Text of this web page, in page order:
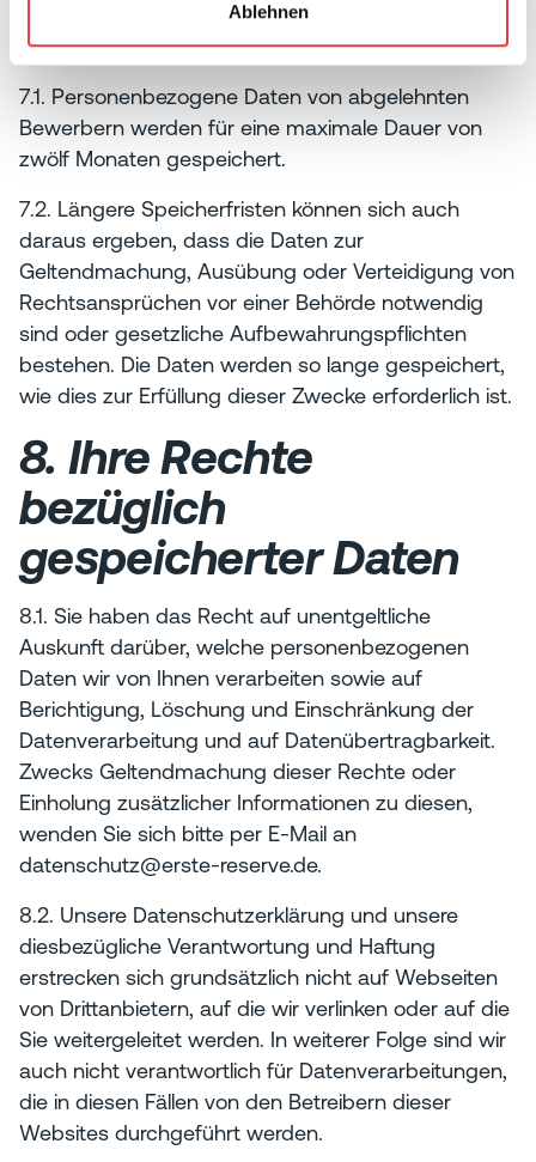
Ablehnen
7. Speicherfristen
7.1. Personenbezogene Daten von abgelehnten
Bewerbern werden für eine maximale Dauer von
zwölf Monaten gespeichert.
7.2. Längere Speicherfristen können sich auch
daraus ergeben, dass die Daten zur
Geltendmachung, Ausübung oder Verteidigung von
Rechtsansprüchen vor einer Behörde notwendig
sind oder gesetzliche Aufbewahrungspflichten
bestehen. Die Daten werden so lange gespeichert,
wie dies zur Erfüllung dieser Zwecke erforderlich ist.
8. Ihre Rechte
bezüglich
gespeicherter Daten
8.1. Sie haben das Recht auf unentgeltliche
Auskunft darüber, welche personenbezogenen
Daten wir von Ihnen verarbeiten sowie auf
Berichtigung, Löschung und Einschränkung der
Datenverarbeitung und auf Datenübertragbarkeit.
Zwecks Geltendmachung dieser Rechte oder
Einholung zusätzlicher Informationen zu diesen,
wenden Sie sich bitte per E-Mail an
datenschutz@erste-reserve.de.
8.2. Unsere Datenschutzerklärung und unsere
diesbezügliche Verantwortung und Haftung
erstrecken sich grundsätzlich nicht auf Webseiten
von Drittanbietern, auf die wir verlinken oder auf die
Sie weitergeleitet werden. In weiterer Folge sind wir
auch nicht verantwortlich für Datenverarbeitungen,
die in diesen Fällen von den Betreibern dieser
Websites durchgeführt werden.